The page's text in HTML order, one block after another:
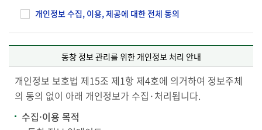
개인정보 수집, 이용, 제공에 대한 전체 동의
동창 정보 관리를 위한 개인정보 처리 안내
개인정보 보호법 제15조 제1항 제4호에 의거하여 정보주체
의 동의 없이 아래 개인정보가 수집·처리됩니다.
수집·이용 목적